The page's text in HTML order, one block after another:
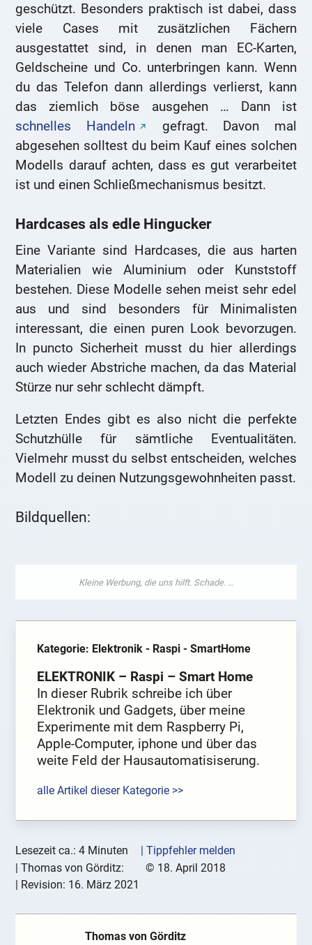
geschützt. Besonders praktisch ist dabei, dass
viele Cases mit zusätzlichen Fächern
ausgestattet sind, in denen man EC-Karten,
Geldscheine und Co. unterbringen kann. Wenn
du das Telefon dann allerdings verlierst, kann
das ziemlich böse ausgehen … Dann ist
schnelles Handeln
gefragt. Davon mal
abgesehen solltest du beim Kauf eines solchen
Modells darauf achten, dass es gut verarbeitet
ist und einen Schließmechanismus besitzt.
Hardcases als edle Hingucker
Eine Variante sind Hardcases, die aus harten
Materialien wie Aluminium oder Kunststoff
bestehen. Diese Modelle sehen meist sehr edel
aus und sind besonders für Minimalisten
interessant, die einen puren Look bevorzugen.
In puncto Sicherheit musst du hier allerdings
auch wieder Abstriche machen, da das Material
Stürze nur sehr schlecht dämpft.
Letzten Endes gibt es also nicht die perfekte
Schutzhülle für sämtliche Eventualitäten.
Vielmehr musst du selbst entscheiden, welches
Modell zu deinen Nutzungsgewohnheiten passt.
Bildquellen:
Kategorie: Elektronik - Raspi - SmartHome
ELEKTRONIK – Raspi – Smart Home
In dieser Rubrik schreibe ich über
Elektronik und Gadgets, über meine
Experimente mit dem Raspberry Pi,
Apple-Computer, iphone und über das
weite Feld der Hausautomatisiserung.
alle Artikel dieser Kategorie >>
Lesezeit ca.: 4 Minuten
| Tippfehler melden
|Thomas von Görditz: © 18. April 2018
| Revision: 16. März 2021
Thomas von Görditz